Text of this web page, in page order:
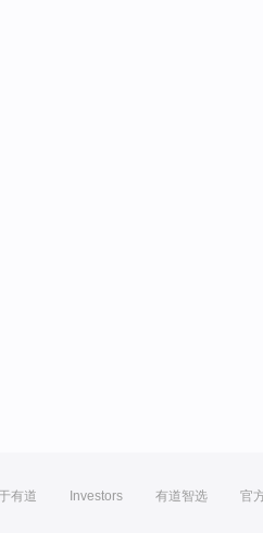
有道 Investors 有道智选 官